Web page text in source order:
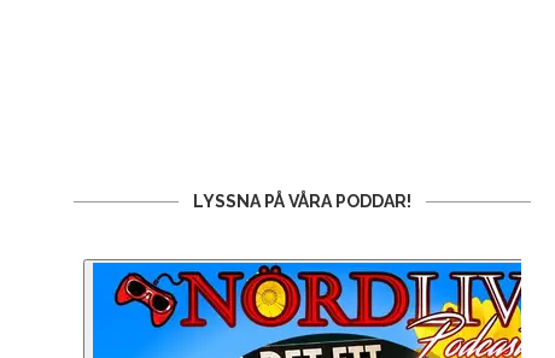
LYSSNA PÅ VÅRA PODDAR!